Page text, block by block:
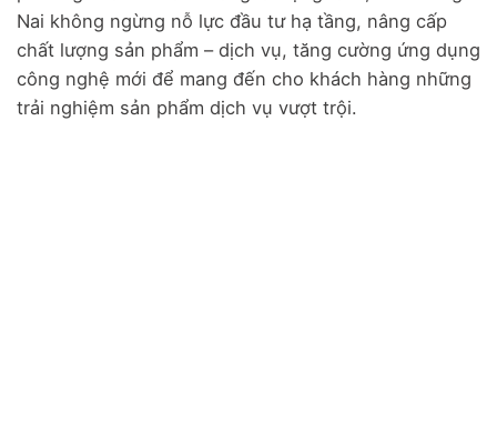
Nai không ngừng nỗ lực đầu tư hạ tầng, nâng cấp
chất lượng sản phẩm – dịch vụ, tăng cường ứng dụng
công nghệ mới để mang đến cho khách hàng những
trải nghiệm sản phẩm dịch vụ vượt trội.